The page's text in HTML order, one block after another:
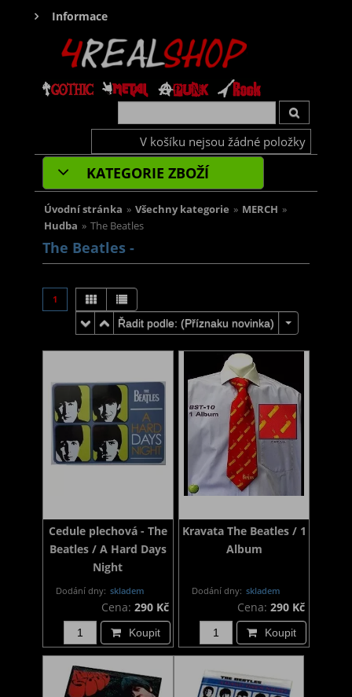
Informace
V košíku nejsou žádné položky
KATEGORIE ZBOŽÍ
Úvodní stránka » Všechny kategorie » MERCH »
Hudba » The Beatles
The Beatles -
1
Řadit podle: (Příznaku novinka)
Cedule plechová - The
Beatles / A Hard Days
Night
Dodání dny: skladem
Cena: 290 Kč
Koupit
Kravata The Beatles / 1
Album
Dodání dny: skladem
Cena: 290 Kč
Koupit